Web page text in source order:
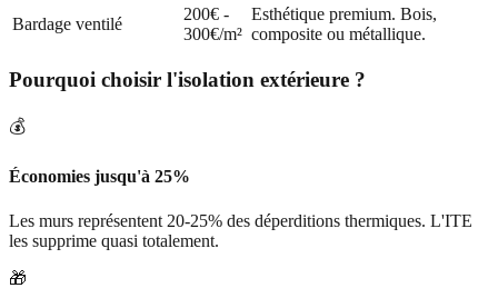
Bardage ventilé
200€ -
300€/m²
Esthétique premium. Bois,
composite ou métallique.
Pourquoi choisir l'isolation extérieure ?
💰
Économies jusqu'à 25%
Les murs représentent 20-25% des déperditions thermiques. L'ITE
les supprime quasi totalement.
🎁